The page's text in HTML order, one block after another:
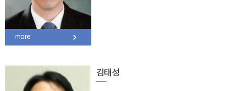
more
김태성